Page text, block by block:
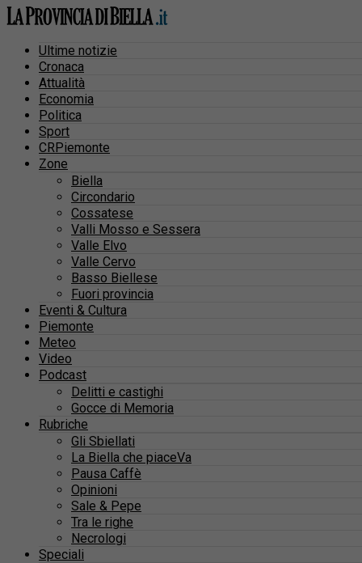
Ultime notizie
Cronaca
Attualità
Economia
Politica
Sport
CRPiemonte
Zone
Biella
Circondario
Cossatese
Valli Mosso e Sessera
Valle Elvo
Valle Cervo
Basso Biellese
Fuori provincia
Eventi & Cultura
Piemonte
Meteo
Video
Podcast
Delitti e castighi
Gocce di Memoria
Rubriche
Gli Sbiellati
La Biella che piaceVa
Pausa Caffè
Opinioni
Sale & Pepe
Tra le righe
Necrologi
Speciali